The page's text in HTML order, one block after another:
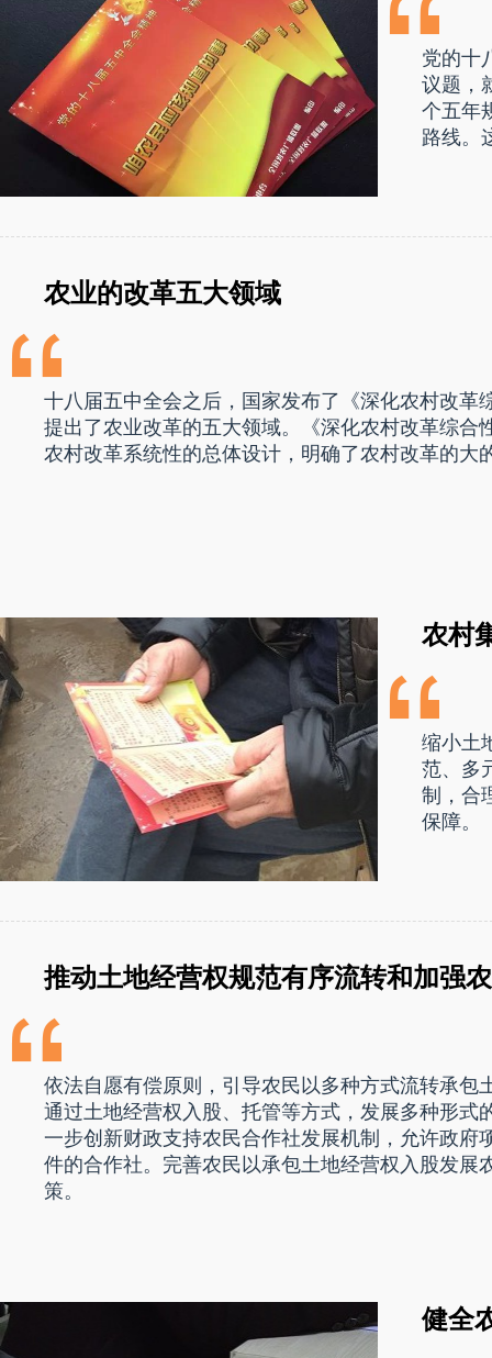
党的十
议题，
个五年
路线。
农业的改革五大领域
十八届五中全会之后，国家发布了《深化农村改革
提出了农业改革的五大领域。《深化农村改革综合
农村改革系统性的总体设计，明确了农村改革的大
农村
缩小土
范、多
制，合
保障。
推动土地经营权规范有序流转和加强
依法自愿有偿原则，引导农民以多种方式流转承包
通过土地经营权入股、托管等方式，发展多种形式
一步创新财政支持农民合作社发展机制，允许政府
件的合作社。完善农民以承包土地经营权入股发展
策。
健全